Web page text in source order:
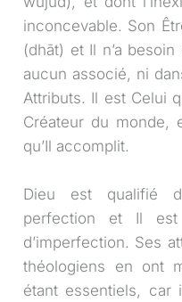
inconcevable. Son
(dhāt) et Il n’a
aucun associé, ni
Attributs. Il est Celui
Créateur du monde,
qu’Il accomplit.
Dieu est qualifié
perfection et Il
d’imperfection. Ses
théologiens en ont
étant essentiels, car